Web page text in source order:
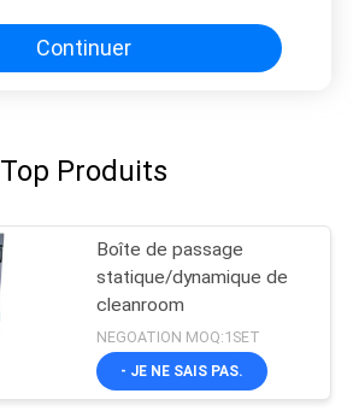
Continuer
Top Produits
Boîte de passage
statique/dynamique de
cleanroom
NEGOATION MOQ:1SET
- JE NE SAIS PAS.